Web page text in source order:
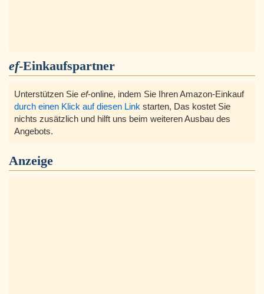
ef-Einkaufspartner
Unterstützen Sie ef-online, indem Sie Ihren Amazon-Einkauf
durch einen Klick auf diesen Link starten, Das kostet Sie
nichts zusätzlich und hilft uns beim weiteren Ausbau des
Angebots.
Anzeige